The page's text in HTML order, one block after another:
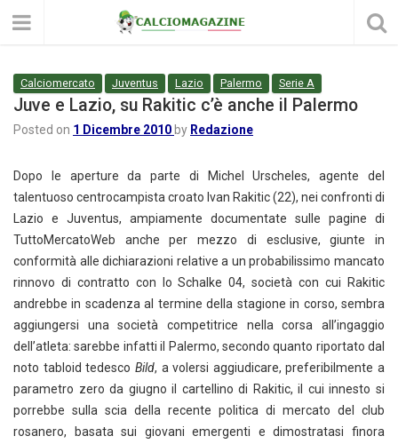
Calciomercato Juventus Lazio Palermo Serie A
Juve e Lazio, su Rakitic c’è anche il Palermo
Posted on 1 Dicembre 2010 by Redazione
Dopo le aperture da parte di Michel Urscheles, agente del
talentuoso centrocampista croato Ivan Rakitic (22), nei confronti di
Lazio e Juventus, ampiamente documentate sulle pagine di
TuttoMercatoWeb anche per mezzo di esclusive, giunte in
conformità alle dichiarazioni relative a un probabilissimo mancato
rinnovo di contratto con lo Schalke 04, società con cui Rakitic
andrebbe in scadenza al termine della stagione in corso, sembra
aggiungersi una società competitrice nella corsa all’ingaggio
dell’atleta: sarebbe infatti il Palermo, secondo quanto riportato dal
noto tabloid tedesco Bild, a volersi aggiudicare, preferibilmente a
parametro zero da giugno il cartellino di Rakitic, il cui innesto si
porrebbe sulla scia della recente politica di mercato del club
rosanero, basata sui giovani emergenti e dimostratasi finora